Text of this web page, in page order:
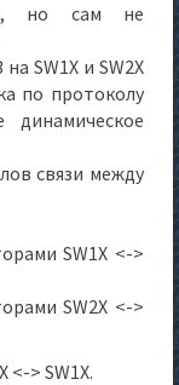
но сам не
SW1X и SW2X
по протоколу
динамическое
связи между
SW1X <->
SW2X <->
> SW1X.